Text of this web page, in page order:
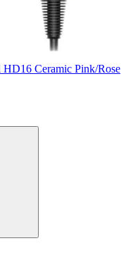
Ceramic Pink/Rose